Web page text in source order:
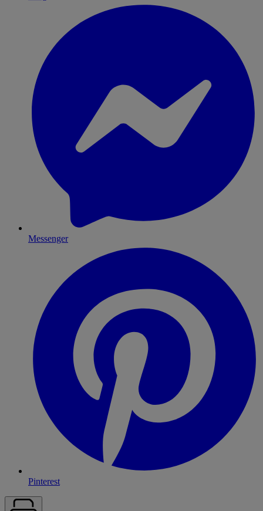
Messenger
Pinterest